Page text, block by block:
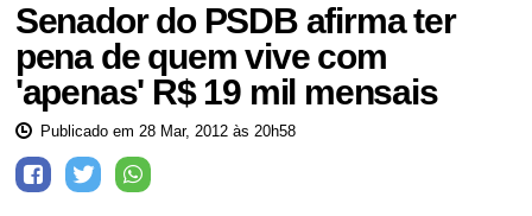
Senador do PSDB afirma ter
pena de quem vive com
'apenas' R$ 19 mil mensais
Publicado em 28 Mar, 2012 às 20h58